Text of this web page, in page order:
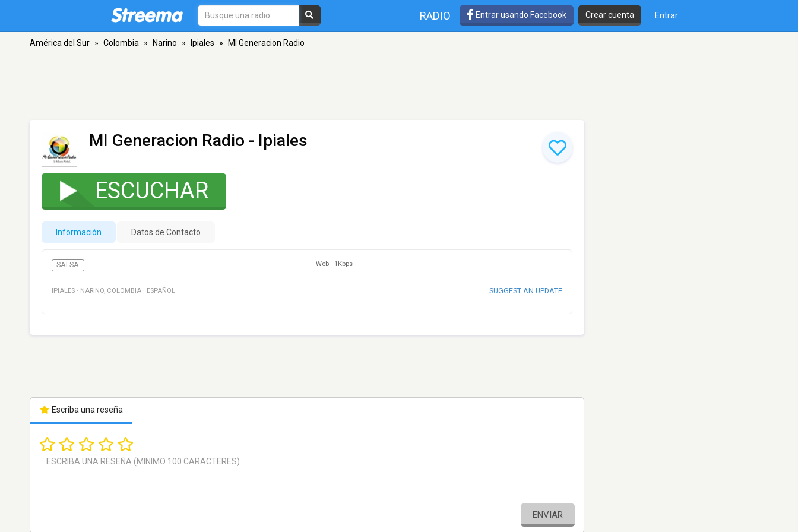
RADIO Entrar usando Facebook Crear cuenta Entrar
América del Sur » Colombia » Narino » Ipiales » MI Generacion Radio
MI Generacion Radio - Ipiales
ESCUCHAR
Información Datos de Contacto
SALSA Web - 1Kbps
IPIALES · NARINO, COLOMBIA · ESPAÑOL SUGGEST AN UPDATE
Escriba una reseña
ENVIAR